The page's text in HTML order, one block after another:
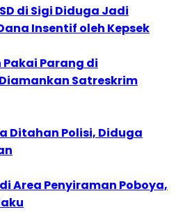
di Sigi Diduga Jadi
Insentif oleh Kepsek
Parang di
Satreskrim
Ditahan Polisi, Diduga
Area Penyiraman Poboya,